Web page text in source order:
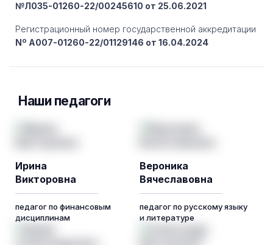
№Л035-01260-22/00245610 от 25.06.2021
Регистрационный номер государственной аккредитации
Nº A007-01260-22/01129146 от 16.04.2024
Наши педагоги
Ирина
Викторовна
педагог по финансовым
дисциплинам
Вероника
Вячеславовна
педагог по русскому языку
и литературе